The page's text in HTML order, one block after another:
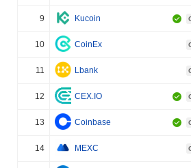
9 Kucoin
10 CoinEx
11 Lbank
12 CEX.IO
13 Coinbase
14 MEXC